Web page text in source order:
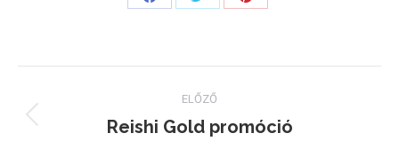
Share
Share
Share
navigation
ELŐZŐ
Previous
Reishi Gold promóció